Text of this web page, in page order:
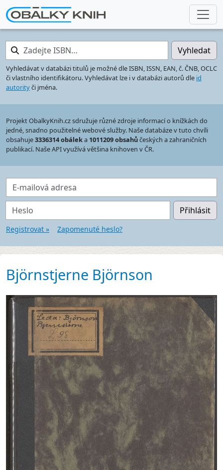
Zadejte ISBN… Vyhledat
Vyhledávat v databázi titulů je možné dle ISBN, ISSN, EAN, č. ČNB, OCLC
či vlastního identifikátoru. Vyhledávat lze i v databázi autorů dle id
autorityči jména.
Projekt ObalkyKnih.cz sdružuje různé zdroje informací o knížkách do
jedné, snadno použitelné webové služby. Naše databáze v tuto chvíli
obsahuje3336314 obáleka 1011209 obsahůčeských a zahraničních
publikací. Naše API využívá většina knihoven v ČR.
E-mailová adresa
Heslo Přihlásit
Registrovat » Zapomenuté heslo?
Björnstjerne Björnson